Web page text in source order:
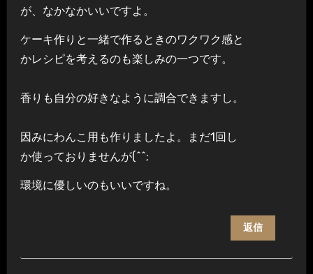
が、なかなかいいですよ。
ケーキ作りと一緒で作るときのワクワク感と
かレシピを考えるのも楽しみの一つです。
香りも自分の好きなように調合できますし。
因みにわんこ用も作りましたよ。まだ1回し
か使っておりませんが(^^;
環境に優しいのもいいですね。
返信